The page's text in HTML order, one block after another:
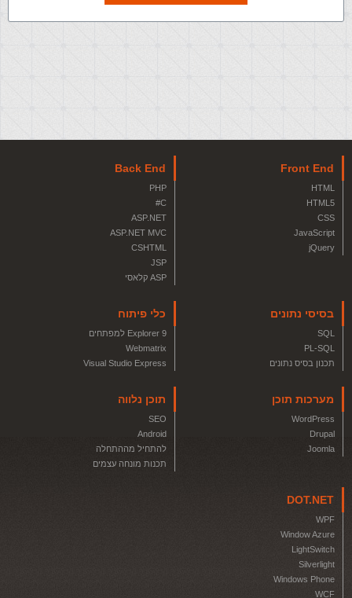
Front End
HTML
HTML5
CSS
JavaScript
jQuery
Back End
PHP
C#
ASP.NET
ASP.NET MVC
CSHTML
JSP
ASP קלאסי
בסיסי נתונים
SQL
PL-SQL
תכנון בסיס נתונים
כלי פיתוח
Explorer 9 למפתחים
Webmatrix
Visual Studio Express
מערכות תוכן
WordPress
Drupal
Joomla
תוכן נלווה
SEO
Android
להתחיל מההתחלה
תכנות מונחה עצמים
DOT.NET
WPF
Window Azure
LightSwitch
Silverlight
Windows Phone
WCF